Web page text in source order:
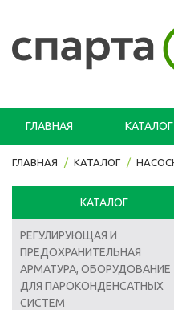
ГЛАВНАЯ КАТАЛОГ
ГЛАВНАЯ КАТАЛОГ
КАТАЛОГ
РЕГУЛИРУЮЩАЯ И
ПРЕДОХРАНИТЕЛЬНАЯ
АРМАТУРА, ОБОРУДОВАНИЕ
ДЛЯ ПАРОКОНДЕНСАТНЫХ
СИСТЕМ